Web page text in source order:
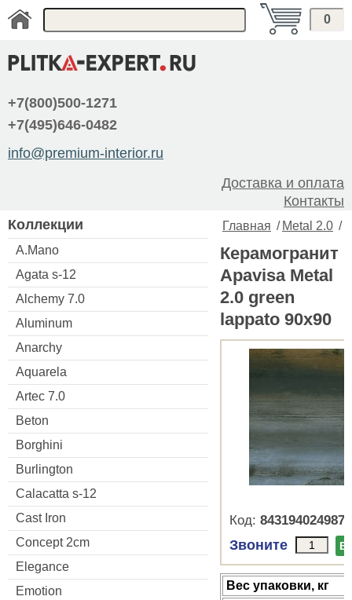
0
+7(800)500-1271
+7(495)646-0482
info@premium-interior.ru
Доставка и оплата
Контакты
Коллекции
A.Mano
Agata s-12
Alchemy 7.0
Aluminum
Anarchy
Aquarela
Artec 7.0
Beton
Borghini
Burlington
Calacatta s-12
Cast Iron
Concept 2cm
Elegance
Emotion
Главная / Metal 2.0 /
Керамогранит
Apavisa Metal
2.0 green
lappato 90x90
Код: 8431940249877
Звоните В
Веc упаковки, кг